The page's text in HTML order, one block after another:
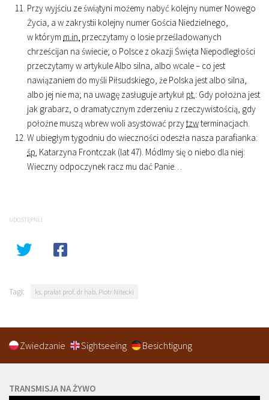
Przy wyjściu ze świątyni możemy nabyć kolejny numer Nowego
Życia, a w zakrystii kolejny numer Gościa Niedzielnego,
w którym m.in. przeczytamy o losie prześladowanych
chrześcijan na świecie; o Polsce z okazji Święta Niepodległości
przeczytamy w artykule Albo silna, albo wcale – co jest
nawiązaniem do myśli Piłsudskiego, że Polska jest albo silna,
albo jej nie ma; na uwagę zasługuje artykuł pt.: Gdy położna jest
jak grabarz, o dramatycznym zderzeniu z rzeczywistością, gdy
położne muszą wbrew woli asystować przytzwterminacjach.
W ubiegłym tygodniu do wieczności odeszła nasza parafianka:
śp. Katarzyna Frontczak (lat 47). Módlmy się o niebo dla niej:
Wieczny odpoczynek racz mu dać Panie…
UDOSTĘPNIJ
Tagi: ks. prałat prof. dr hab. Piotr Nitecki
Zwiedzanie Sightseeing Besichtigung
TRANSMISJA NA ŻYWO